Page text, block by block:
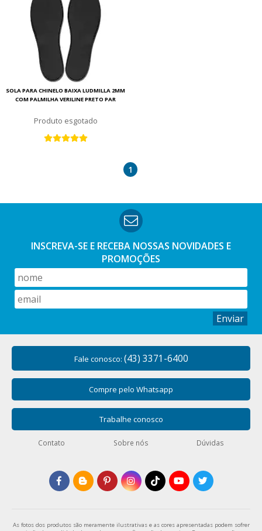
SOLA PARA CHINELO BAIXA LUDMILLA 2MM
COM PALMILHA VERILINE PRETO PAR
esgotado
1
INSCREVA-SE E RECEBA NOSSAS NOVIDADES E
PROMOÇÕES
Enviar
Fale conosco: (43) 3371-6400
Compre pelo Whatsapp
Trabalhe conosco
Contato Sobre nós Dúvidas
As fotos dos produtos são meramente ilustrativas e as cores apresentadas podem sofrer